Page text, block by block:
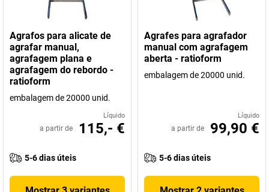
Agrafos para alicate de
agrafar manual,
agrafagem plana e
agrafagem do rebordo -
ratioform
embalagem de 20000 unid.
Líquido
a partir de 115,- €
5-6 dias úteis
Agrafes para agrafador
manual com agrafagem
aberta - ratioform
embalagem de 20000 unid.
Líquido
a partir de 99,90 €
5-6 dias úteis